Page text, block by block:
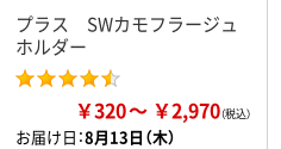
プラス SWカモフラージュ
ホルダー
￥320 ￥2,970
お届け日：8月13日（木）